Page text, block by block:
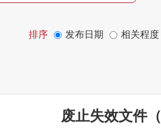
排序 发布日期 相关程度
废止失效文件（